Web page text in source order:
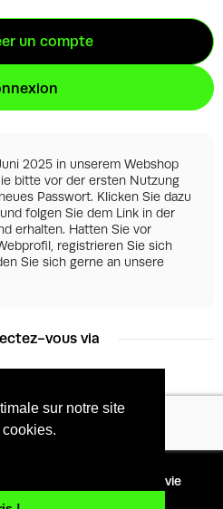
sur notre site
un compte
2025 in unserem Webshop
bitte vor der ersten Nutzung
Passwort. Klicken Sie dazu
folgen Sie dem Link in der
erhalten. Hatten Sie vor
registrieren Sie sich
Sie sich gerne an unsere
vous via
Protection de la vie